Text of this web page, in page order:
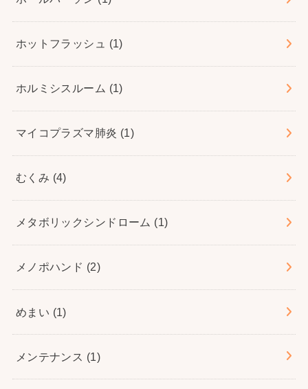
ホットフラッシュ (1)
ホルミシスルーム (1)
マイコプラズマ肺炎 (1)
むくみ (4)
メタボリックシンドローム (1)
メノポハンド (2)
めまい (1)
メンテナンス (1)